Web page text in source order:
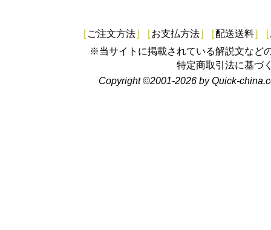
[ ご注文方法] [お支払方法] [配送送料] [
※当サイトに掲載されている解説文など
特定商取引法に基づ
Copyright ©2001-2026 by Quick-